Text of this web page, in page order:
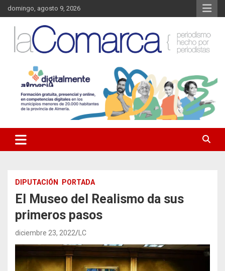
Saltar
al
contenido
domingo, agosto 9, 2026
La Comarca – Noticias del
Almanzora
Almanzora y sus localidades.
DIPUTACIÓN PORTADA
El Museo del Realismo da sus
primeros pasos
diciembre 23, 2022 LC